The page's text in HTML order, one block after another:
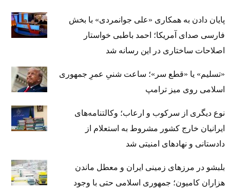
پایان دادن به همکاری «علی جوانمردی» با بخش
فارسی صدای آمریکا؛ احمد باطبی خواستار
اصلاحات ساختاری در این رسانه شد
«تسلیم» یا «قطع سر»؛ ساعت شنیِ عمرِ جمهوری
اسلامی روی میز ترامپ
نوع دیگری از سرکوب و ارعاب؛ وکالتنامه‌های
ایرانیان خارج کشور مشروط به استعلام از
دادستانی و نهادهای امنیتی شد
بلبشو در مرزهای زمینی ایران و معطل ماندن
هزاران کامیون؛ جمهوری اسلامی حتی با وجود